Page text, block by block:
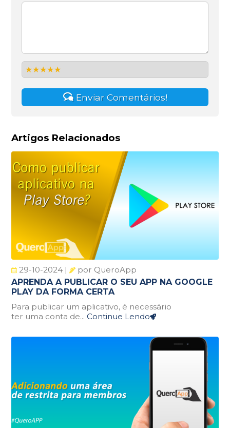
Enviar Comentários!
Artigos Relacionados
29-10-2024 |
por QueroApp
APRENDA A PUBLICAR O SEU APP NA GOOGLE
PLAY DA FORMA CERTA
Para publicar um aplicativo, é necessário
ter uma conta de... Continue Lendo